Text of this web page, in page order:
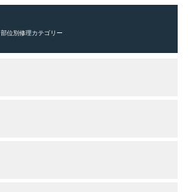
部位別修理カテゴリー